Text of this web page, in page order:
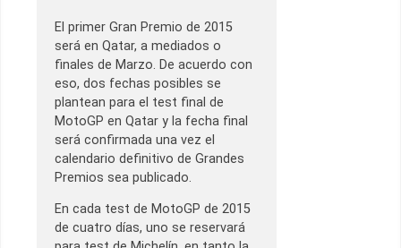
El primer Gran Premio de 2015
será en Qatar, a mediados o
finales de Marzo. De acuerdo con
eso, dos fechas posibles se
plantean para el test final de
MotoGP en Qatar y la fecha final
será confirmada una vez el
calendario definitivo de Grandes
Premios sea publicado.
En cada test de MotoGP de 2015
de cuatro días, uno se reservará